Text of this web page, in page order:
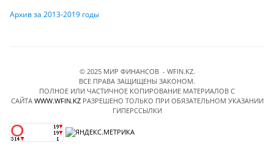
Архив за 2013-2019 годы
© 2025 МИР ФИНАНСОВ - WFIN.KZ.
ВСЕ ПРАВА ЗАЩИЩЕНЫ ЗАКОНОМ.
ПОЛНОЕ ИЛИ ЧАСТИЧНОЕ КОПИРОВАНИЕ МАТЕРИАЛОВ C
САЙТА WWW.WFIN.KZРАЗРЕШЕНО ТОЛЬКО ПРИ ОБЯЗАТЕЛЬНОМ УКАЗАНИИ
ГИПЕРССЫЛКИ